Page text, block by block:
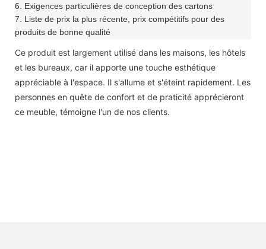
6. Exigences particulières de conception des cartons
7. Liste de prix la plus récente, prix compétitifs pour des
produits de bonne qualité
Ce produit est largement utilisé dans les maisons, les hôtels
et les bureaux, car il apporte une touche esthétique
appréciable à l'espace. Il s'allume et s'éteint rapidement. Les
personnes en quête de confort et de praticité apprécieront
ce meuble, témoigne l'un de nos clients.